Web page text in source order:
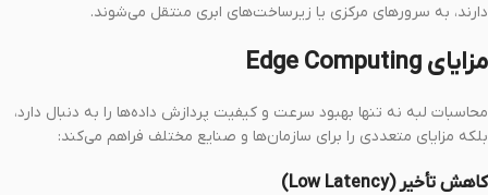
دارند، به سرورهای مرکزی یا زیرساخت‌های ابری منتقل می‌شوند.
مزایای Edge Computing
محاسبات لبه نه تنها بهبود سرعت و کیفیت پردازش داده‌ها را به دنبال دارد،
بلکه مزایای متعددی را برای سازمان‌ها و صنایع مختلف فراهم می‌کند:
کاهش تأخیر (Low Latency)